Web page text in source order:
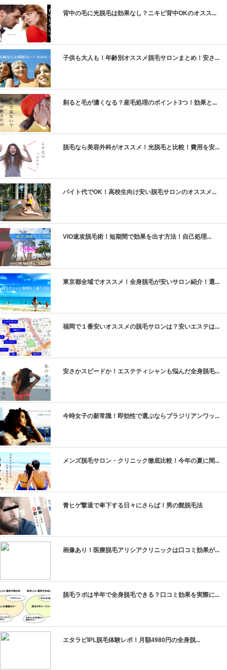
背中の毛に光脱毛は効果なし？ニキビ背中OKのオスス...
子供も大人も！年齢別オススメ脱毛サロンまとめ！安さ...
剃ると毛が濃くなる？産毛処理のポイント3つ！効果と...
脱毛なら美容外科がオススメ！光脱毛と比較！費用を安...
バイト代でOK！高校生向け安い脱毛サロンのオススメ...
VIO速攻脱毛術！短期間で効果を出す方法！自己処理...
東京都全域でオススメ！全身脱毛が安いサロン紹介！選...
福岡で１番安いオススメの脱毛サロンは？安いエステは...
安さかスピードか！エステティシャンも悩んだ全身脱毛...
今時女子の新常識！即効性で選ぶならブラジリアンワッ...
メンズ脱毛サロン・クリニック徹底比較！今年の夏に間...
青ヒゲ撃退で卑下する日々にさらば！男の髭脱毛法
画像あり！医療脱毛アリシアクリニックは口コミ効果が...
脱毛ラボは半年で全身脱毛できる？口コミ効果を実際に...
エタラビIPL脱毛体験レポ！月額4980円の全身脱...